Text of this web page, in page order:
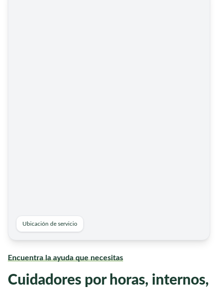
Ubicación de servicio
Encuentra la ayuda que necesitas
Cuidadores por horas, internos,